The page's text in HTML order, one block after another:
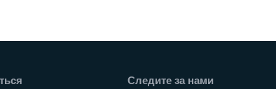
Следите за нами